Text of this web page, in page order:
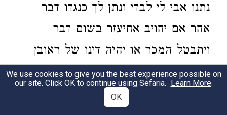
נתנו אבי לי לבדי ונתן לך כנגדו דבר
אחר אם יחויב אחיעזר בשום דבר
ויתבטל המכר או יהיה דינו של ראובן
עם שמעון אחיו על אשר מכר דבר
שאינו שלו תורינו הדרתו הקדושה מה
We use cookies to give you the best experience possible on
our site. Click OK to continue using Sefaria. Learn More.
OK